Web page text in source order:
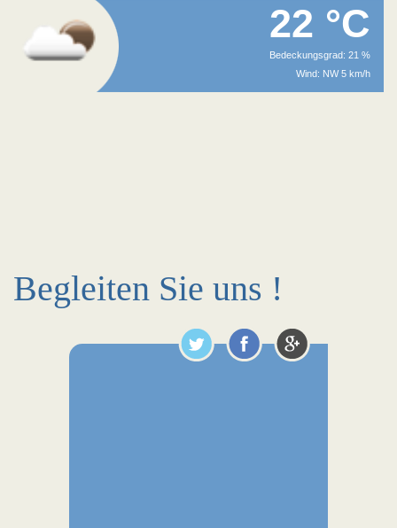
22 °C
Bedeckungsgrad: 21 %
Wind: NW 5 km/h
Begleiten Sie uns !